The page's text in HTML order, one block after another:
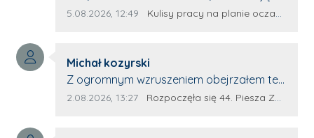
młode talenty, które dopiero wkraczają
z nim wywiad, który przeprowadzi Pan
Artur.
Data dodania komentarza:
5.08.2026, 12:49 Źródło komentarza:
Kulisy pracy na planie oczami młodego filmowca
Autor komentarza:
Michał kozyrski
Treść komentarza:
Z ogromnym wzruszeniem obejrzałem ten
materiał. ❤️ Jestem naprawdę dumny z
Data dodania komentarza:
2.08.2026, 13:27 Źródło komentarza:
Rozpoczęła się 44. Piesza Zamojsko-Lubaczowska Pielgrzymka na Jasną Górę!